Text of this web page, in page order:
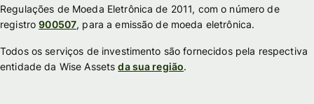
Regulações de Moeda Eletrônica de 2011, com o número de
registro900507, para a emissão de moeda eletrônica.
Todos os serviços de investimento são fornecidos pela respectiva
entidade da Wise Assetsda sua região.